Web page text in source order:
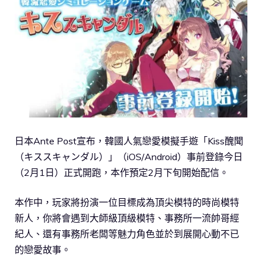
日本Ante Post宣布，韓國人氣戀愛模擬手遊「Kiss醜聞
（キススキャンダル）」（iOS/Android）事前登錄今日
（2月1日）正式開跑，本作預定2月下旬開始配信。
本作中，玩家將扮演一位目標成為頂尖模特的時尚模特
新人，你將會遇到大師級頂級模特、事務所一流帥哥經
紀人、還有事務所老闆等魅力角色並於到展開心動不已
的戀愛故事。